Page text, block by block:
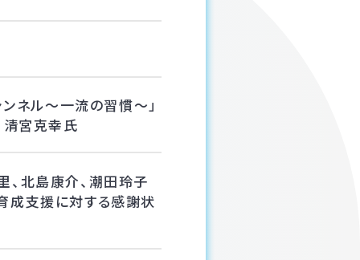
ネル～一流の習慣～」
清宮克幸氏
、北島康介、潮田玲子
成支援に対する感謝状